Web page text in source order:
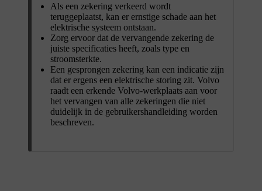
Als een zekering verkeerd wordt
teruggeplaatst, kan er ernstige schade aan het
elektrische systeem ontstaan.
Zorg ervoor dat de vervangende zekering de
juiste specificaties heeft, zoals type en
stroomsterkte.
Een gesprongen zekering kan een indicatie zijn
dat er ergens een elektrische storing zit. Volvo
raadt een erkende Volvo-werkplaats aan voor
het vervangen van alle zekeringen die niet
duidelijk in de gebruikershandleiding worden
beschreven.